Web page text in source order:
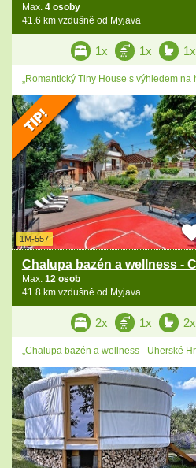
Max. 4 osoby
41.6 km vzdušně od Myjava
1x 1x 1x
„Romantický Tiny House s výhledem na
1M-557
Chalupa bazén a wellness -
Max. 12 osob
41.8 km vzdušně od Myjava
2x 1x 2x
„Chalupa bazén a wellness - Uherské